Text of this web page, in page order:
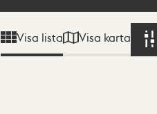
Visa lista Visa karta